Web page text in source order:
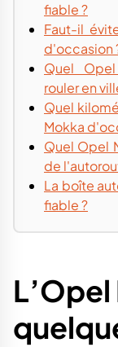
fiable ?
Faut-il
d'occasion
Quel
rouler en
Quel
Mokka
Quel Opel
de
La boîte
fiable ?